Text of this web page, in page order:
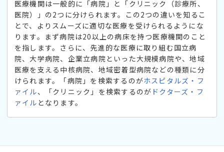
医療機関は一般的に「病院」と「クリニック（診療所、
医院）」の2つに分けられます。この2つの違いを知るこ
とで、よりスムーズに適切な医療を受けられるようにな
ります。まず病院は20以上の病床を持つ医療機関のこと
を指します。さらに、先進的な医療に取り組む国立病
院、大学病院、企業立病院といった大規模病院や、地域
医療を支える中核病院、地域密着型病院などの種類に分
けられます。「病院」を検索するのがホスピタルズ・フ
ァイル、「クリニック」を検索するのが ドクターズ・フ
ァイル となります。